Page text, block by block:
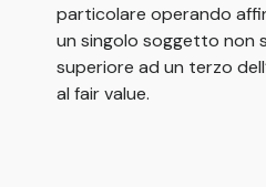
particolare operando
un singolo soggetto non
superiore ad un terzo
al fair value.